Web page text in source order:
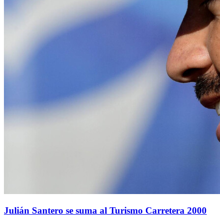
Julián Santero se suma al Turismo Carretera 2000